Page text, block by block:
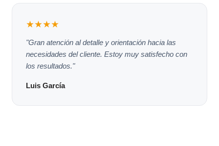
★★★★
"Gran atención al detalle y orientación hacia las
necesidades del cliente. Estoy muy satisfecho con
los resultados."
Luis García